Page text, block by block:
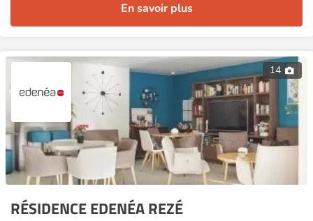
En savoir plus
14
RÉSIDENCE EDENÉA REZÉ